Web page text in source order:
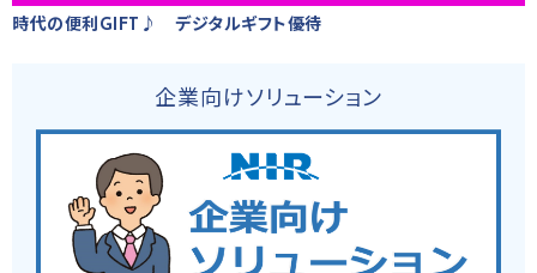
時代の便利GIFT♪ デジタルギフト優待
企業向けソリューション